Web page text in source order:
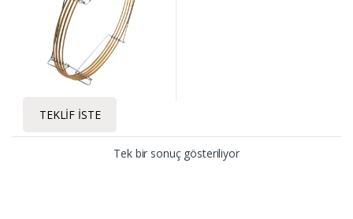
TEKLIF İSTE
Tek bir sonuç gösteriliyor